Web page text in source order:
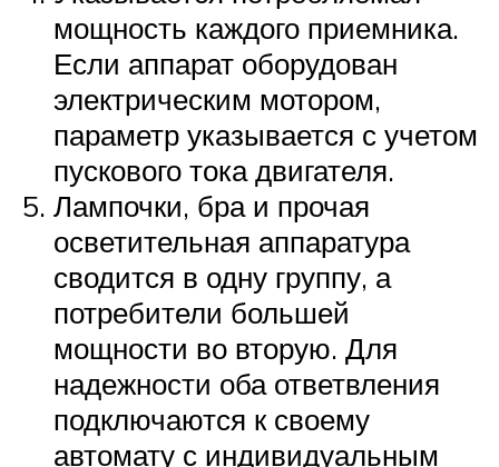
мощность каждого приемника.
Если аппарат оборудован
электрическим мотором,
параметр указывается с учетом
пускового тока двигателя.
Лампочки, бра и прочая
осветительная аппаратура
сводится в одну группу, а
потребители большей
мощности во вторую. Для
надежности оба ответвления
подключаются к своему
автомату с индивидуальным